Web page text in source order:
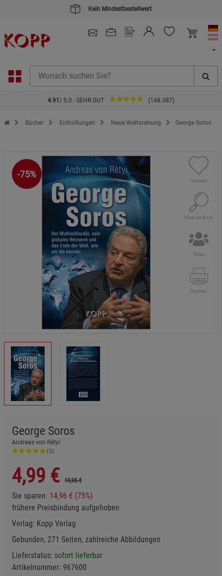
Kein Mindestbestellwert
4.91 / 5.0 - SEHR GUT (148.387)
Zur Startseite des Kopp Verlag Online-Shop
Bücher Enthüllungen Neue Weltordnung George Soros
-75%
Merken
Klick ins Buch
Teilen
Drucken
George Soros
Andreas von Rétyi
(3)
4,99 € 19,95 €
Sie sparen: 14,96 € (75%)
frühere Preisbindung aufgehoben
Verlag: Kopp Verlag
Gebunden, 271 Seiten, zahlreiche Abbildungen
Lieferstatus: sofort lieferbar
Artikelnummer: 967600